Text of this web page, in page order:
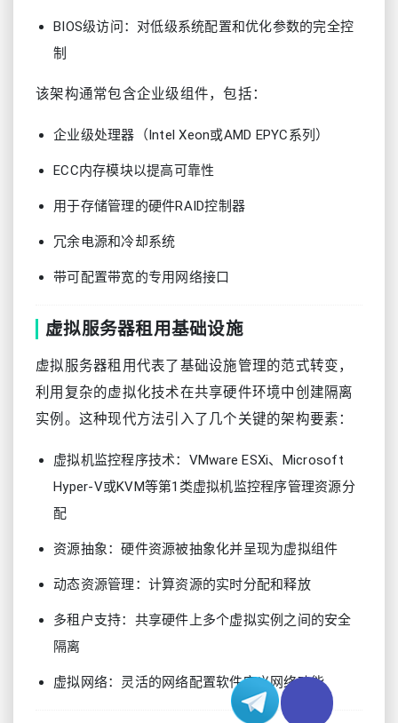
BIOS级访问：对低级系统配置和优化参数的完全控
制
该架构通常包含企业级组件，包括：
企业级处理器（Intel Xeon或AMD EPYC系列）
ECC内存模块以提高可靠性
用于存储管理的硬件RAID控制器
冗余电源和冷却系统
带可配置带宽的专用网络接口
虚拟服务器租用基础设施
虚拟服务器租用代表了基础设施管理的范式转变，
利用复杂的虚拟化技术在共享硬件环境中创建隔离
实例。这种现代方法引入了几个关键的架构要素：
虚拟机监控程序技术：VMware ESXi、Microsoft
Hyper-V或KVM等第1类虚拟机监控程序管理资源分
配
资源抽象：硬件资源被抽象化并呈现为虚拟组件
动态资源管理：计算资源的实时分配和释放
多租户支持：共享硬件上多个虚拟实例之间的安全
隔离
虚拟网络：灵活的网络配置软件定义网络功能